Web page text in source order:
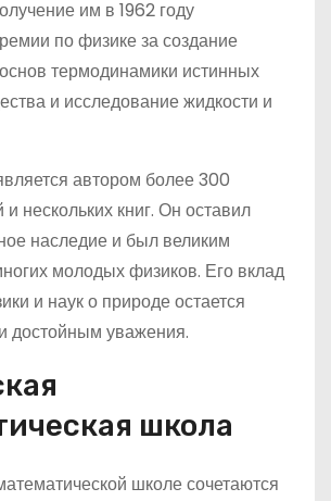
им в 1962 году
по физике за создание
термодинамики истинных
и исследование жидкости и
автором более 300
и нескольких книг. Он оставил
наследие и был великим
молодых физиков. Его вклад
и наук о природе остается
достойным уважения.
школа
школе сочетаются